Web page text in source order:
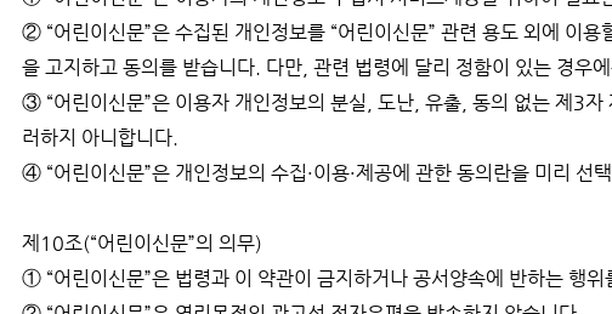
② “어린이신문”은 수집된 개인정보를 “어린이신문” 관련 용도 외에 이
을 고지하고 동의를 받습니다. 다만, 관련 법령에 달리 정함이 있는 경우
③ “어린이신문”은 이용자 개인정보의 분실, 도난, 유출, 동의 없는 제3
러하지 아니합니다.
④ “어린이신문”은 개인정보의 수집·이용·제공에 관한 동의란을 미리 선
제10조(“어린이신문”의 의무)
① “어린이신문”은 법령과 이 약관이 금지하거나 공서양속에 반하는 행위